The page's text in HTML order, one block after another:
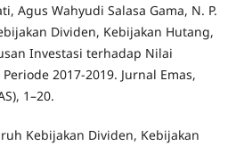
Agus Wahyudi Salasa Gama, N. P.
Dividen, Kebijakan Hutang,
Investasi terhadap Nilai
2017-2019. Jurnal Emas,
1–20.
Kebijakan Dividen, Kebijakan